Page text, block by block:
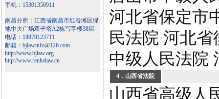
手机：15301350911
南昌分所：江西省南昌市红谷滩区绿
地中央广场双子塔A2栋写字楼38层
电话：18979123711
邮箱：bjlawinfo@126.com
http://www.bjlaw.org
http://www.renhelaw.cn
河北省保定市
民法院 河北
中级人民法院
4．山西省法院
山西省高级人